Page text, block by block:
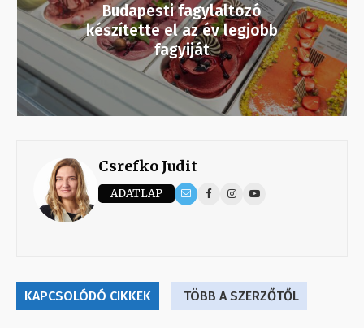
Budapesti fagylaltozó
készítette el az év legjobb
fagyiját
Csrefko Judit
ADATLAP
KAPCSOLÓDÓ CIKKEK TÖBB A SZERZŐTŐL